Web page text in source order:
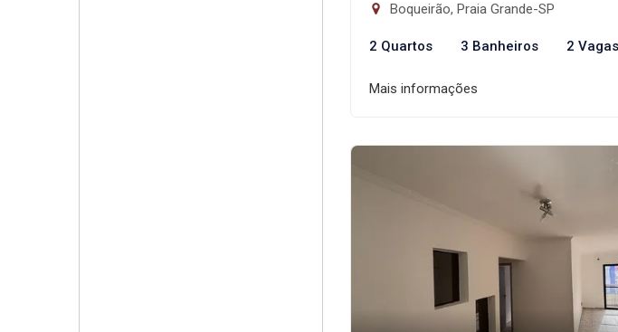
Boqueirão, Praia Grande-SP
2 Quartos 3 Banheiros 2 Vagas
Mais informações